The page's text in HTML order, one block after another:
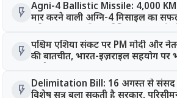
flash_on Agni-4 Ballistic Missile: 4,000
मार करने वाली अग्नि-4 मिसाइल का
मजबूत
flash_on पश्चिम एशिया संकट पर PM मोदी और
की बातचीत, भारत-इज़राइल सहयोग पर
flash_on Delimitation Bill: 16 अगस्त से संसद